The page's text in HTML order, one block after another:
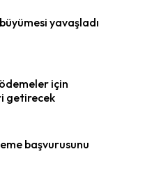
yavaşladı
için
getirecek
başvurusunu